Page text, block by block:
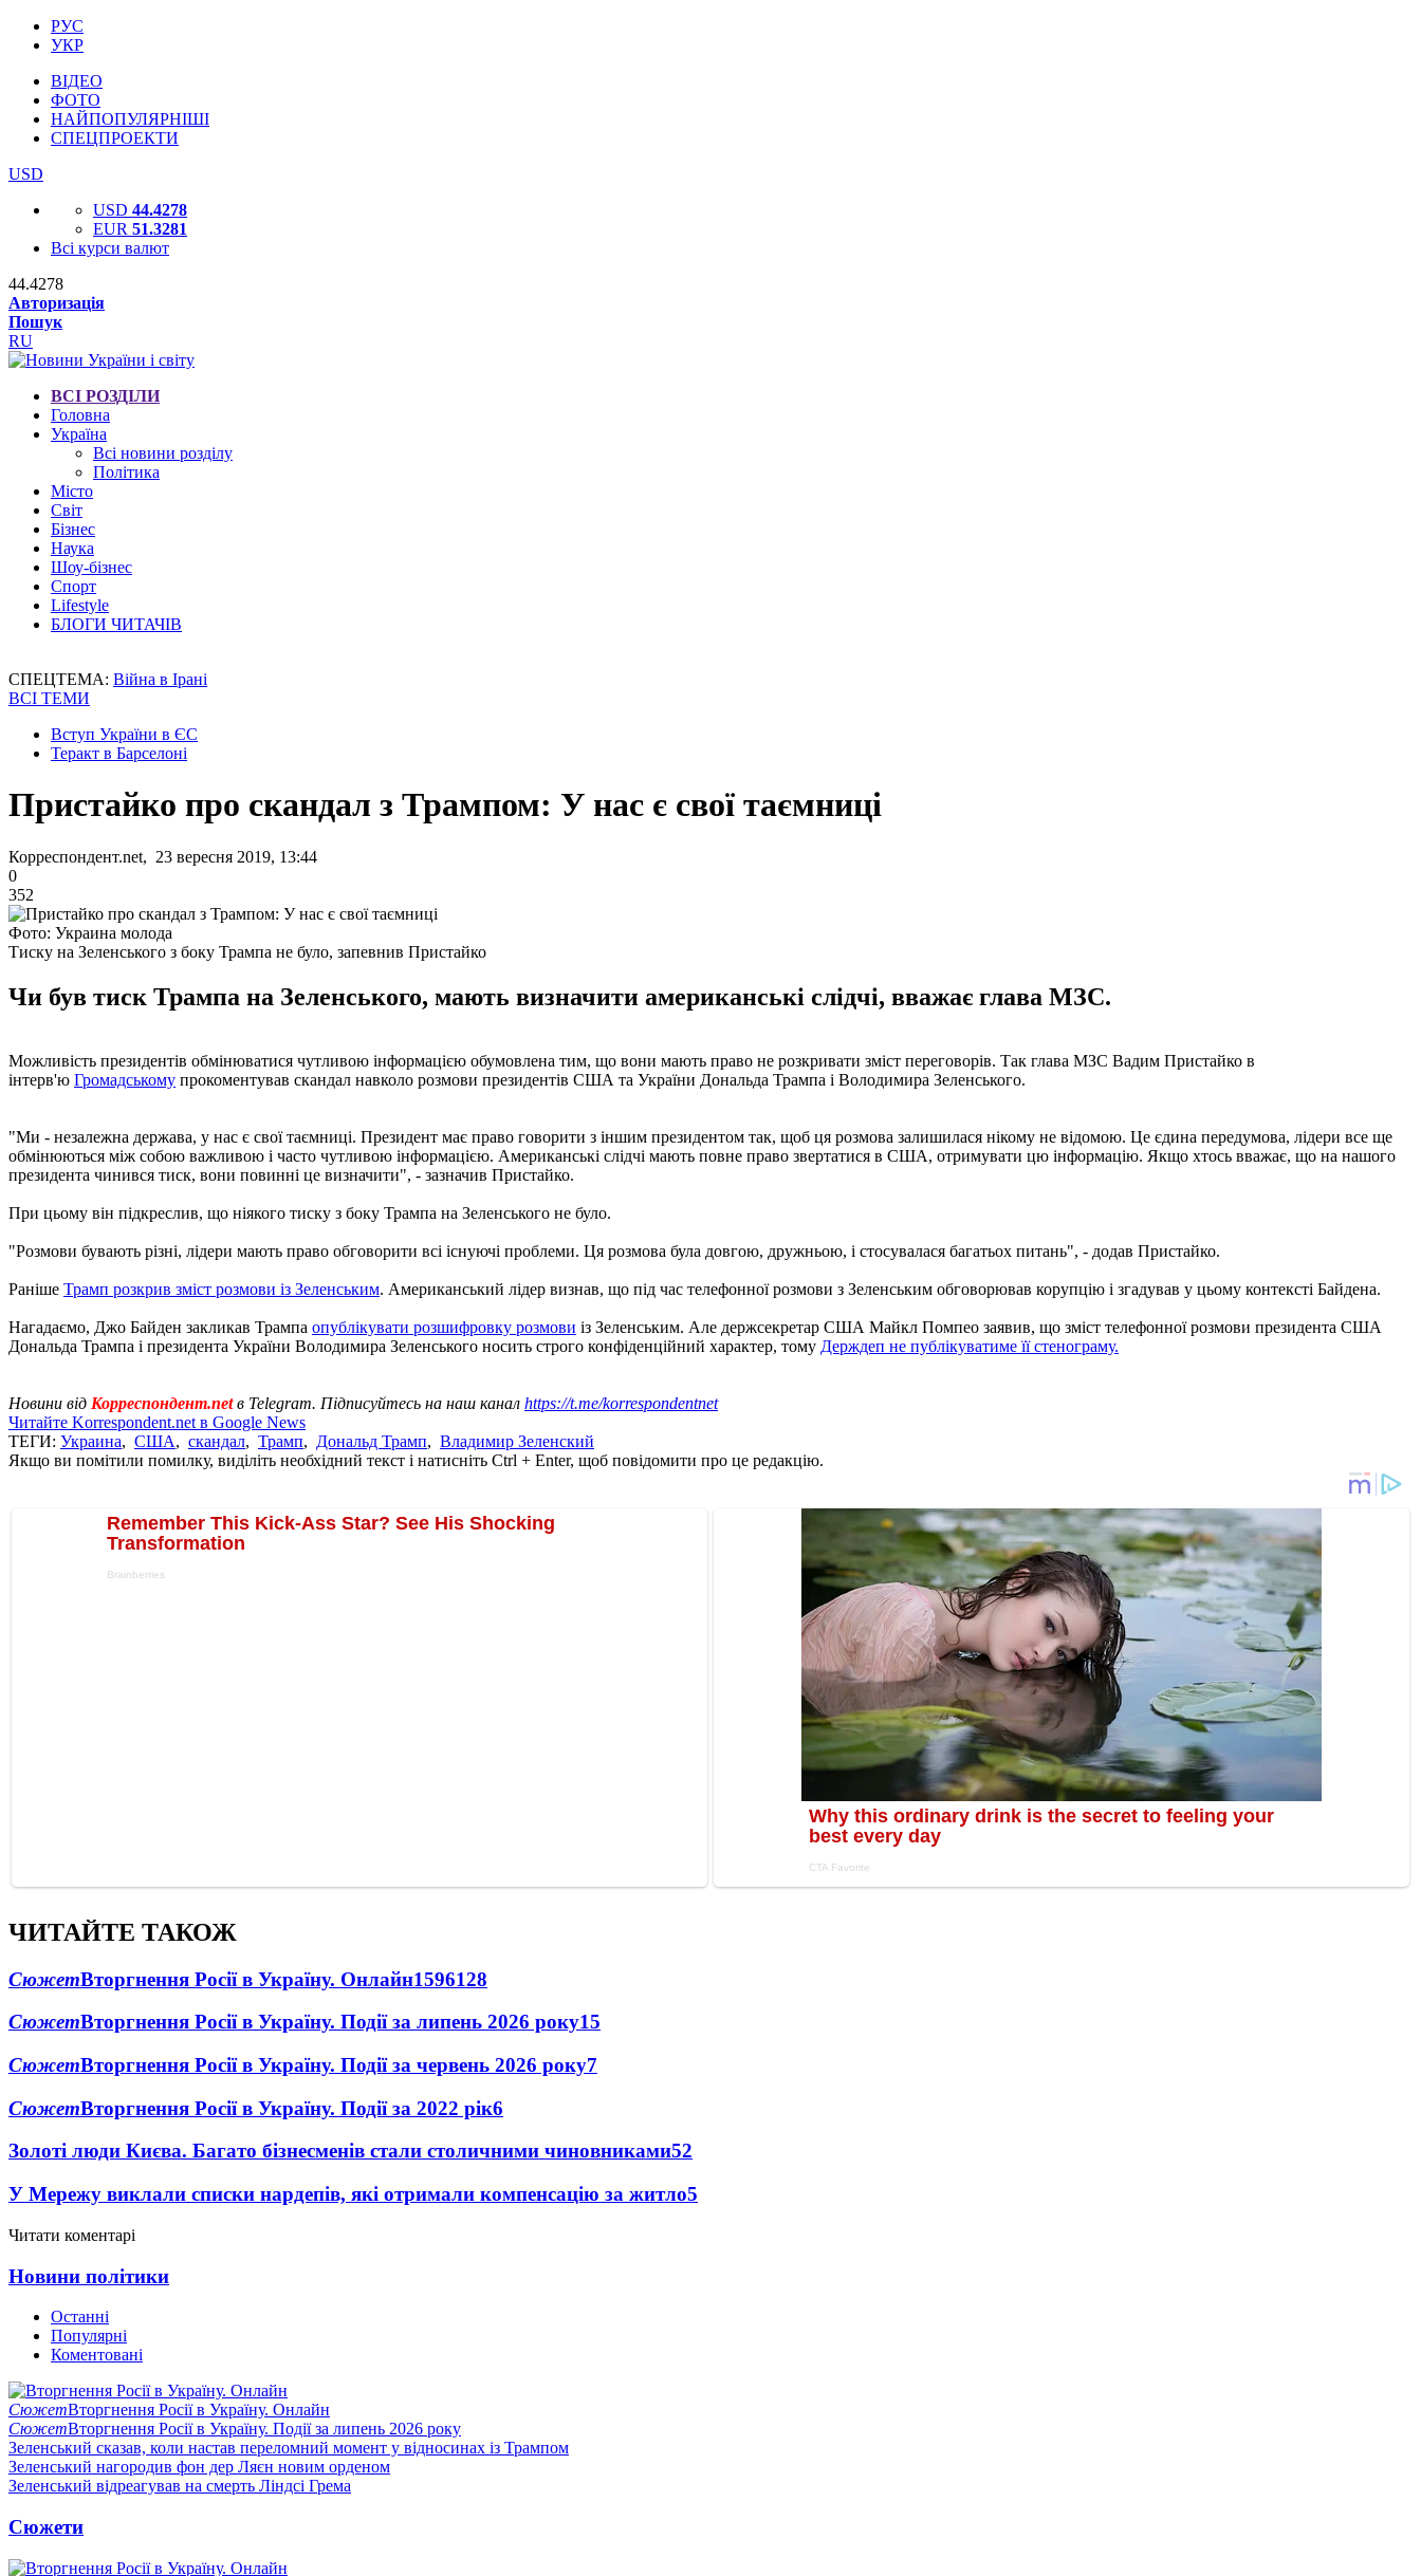
РУС
УКР
ВІДЕО
ФОТО
НАЙПОПУЛЯРНІШІ
СПЕЦПРОЕКТИ
USD
USD 44.4278
EUR 51.3281
Всі курси валют
44.4278
Авторизація
Пошук
RU
ВСІ РОЗДІЛИ
Головна
Україна
Всі новини розділу
Політика
Місто
Світ
Бізнес
Наука
Шоу-бізнес
Спорт
Lifestyle
БЛОГИ ЧИТАЧІВ
СПЕЦТЕМА: Війна в Ірані
ВСІ ТЕМИ
Вступ України в ЄС
Теракт в Барселоні
Пристайко про скандал з Трампом: У нас є свої таємниці
Корреспондент.net, 23 вересня 2019, 13:44
0
352
Фото: Украина молода
Тиску на Зеленського з боку Трампа не було, запевнив Пристайко
Чи був тиск Трампа на Зеленського, мають визначити американські слідчі, вважає глава МЗС.
Можливість президентів обмінюватися чутливою ​​інформацією обумовлена ​​тим, що вони мають право не розкривати зміст переговорів. Так глава МЗС Вадим Пристайко в
інтерв'ю Громадському прокоментував скандал навколо розмови президентів США та України Дональда Трампа і Володимира Зеленського.
"Ми - незалежна держава, у нас є свої таємниці. Президент має право говорити з іншим президентом так, щоб ця розмова залишилася нікому не відомою. Це єдина передумова, лідери все ще
обмінюються між собою важливою і часто чутливою ​​інформацією. Американські слідчі мають повне право звертатися в США, отримувати цю інформацію. Якщо хтось вважає, що на нашого
президента чинився тиск, вони повинні це визначити", - зазначив Пристайко.
При цьому він підкреслив, що ніякого тиску з боку Трампа на Зеленського не було.
"Розмови бувають різні, лідери мають право обговорити всі існуючі проблеми. Ця розмова була довгою, дружньою, і стосувалася багатьох питань", - додав Пристайко.
Раніше Трамп розкрив зміст розмови із Зеленським. Американський лідер визнав, що під час телефонної розмови з Зеленським обговорював корупцію і згадував у цьому контексті Байдена.
Нагадаємо, Джо Байден закликав Трампа опублікувати розшифровку розмови із Зеленським. Але держсекретар США Майкл Помпео заявив, що зміст телефонної розмови президента США
Дональда Трампа і президента України Володимира Зеленського носить строго конфіденційний характер, тому Держдеп не публікуватиме її стенограму.
Новини від Корреспондент.netв Telegram. Підписуйтесь на наш канал https://t.me/korrespondentnet
Читайте Korrespondent.net в Google News
ТЕГИ: Украина, США, скандал, Трамп, Дональд Трамп, Владимир Зеленский
Якщо ви помітили помилку, виділіть необхідний текст і натисніть Ctrl + Enter, щоб повідомити про це редакцію.
ЧИТАЙТЕ ТАКОЖ
СюжетВторгнення Росії в Україну. Онлайн1596128
СюжетВторгнення Росії в Україну. Події за липень 2026 року15
СюжетВторгнення Росії в Україну. Події за червень 2026 року7
СюжетВторгнення Росії в Україну. Події за 2022 рік6
Золоті люди Києва. Багато бізнесменів стали столичними чиновниками52
У Мережу виклали списки нардепів, які отримали компенсацію за житло5
Читати коментарі
Новини політики
Останні
Популярні
Коментовані
СюжетВторгнення Росії в Україну. Онлайн
СюжетВторгнення Росії в Україну. Події за липень 2026 року
Зеленський сказав, коли настав переломний момент у відносинах із Трампом
Зеленський нагородив фон дер Ляєн новим орденом
Зеленський відреагував на смерть Ліндсі Грема
Сюжети